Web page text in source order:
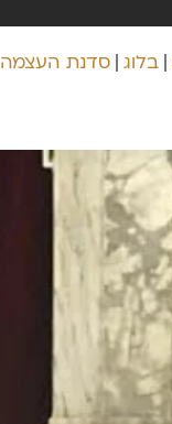
בלוג סדנת העצמה